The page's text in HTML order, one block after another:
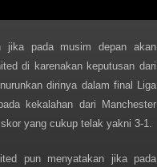
jika pada musim depan akan
di karenakan keputusan dari
dirinya dalam final Liga
kekalahan dari Manchester
yang cukup telak yakni 3-1.
pun menyatakan jika pada